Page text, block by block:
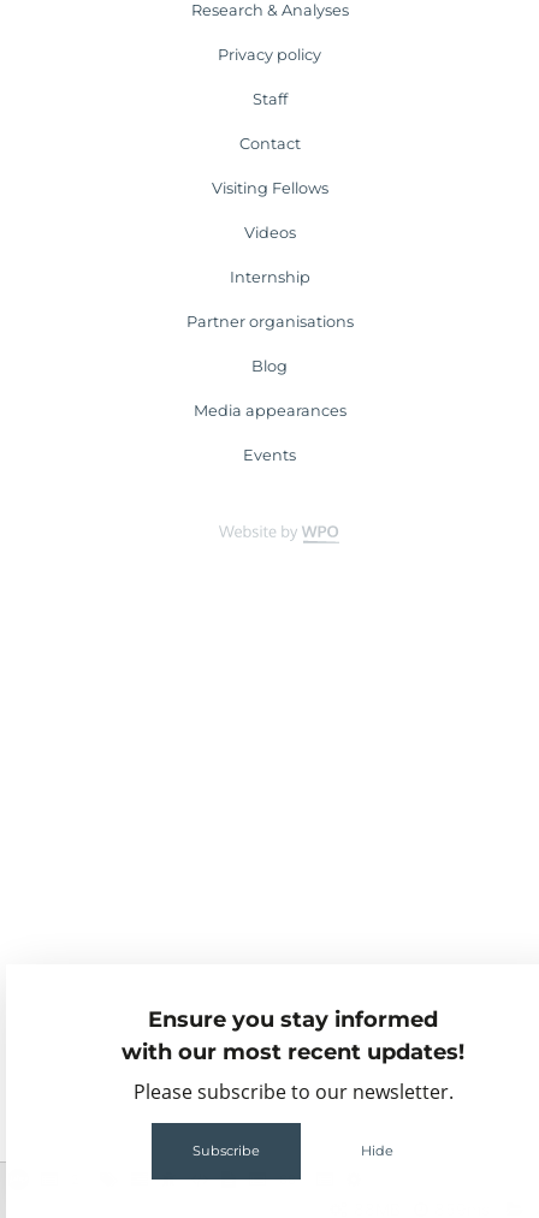
Ensure you stay informed
with our most recent updates!
Please subscribe to our newsletter.
Subscribe Hide
Research & Analyses
Privacy policy
Staff
Contact
Visiting Fellows
Videos
Internship
Partner organisations
Blog
Media appearances
Events
68